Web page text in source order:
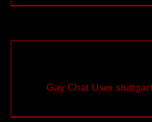
Gay Chat User